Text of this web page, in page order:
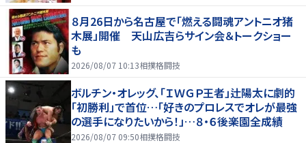
８月26日から名古屋で「燃える闘魂アントニオ猪
木展」開催 天山広吉らサイン会＆トークショー
も
2026/08/07 10:13相撲格闘技
ボルチン・オレッグ、「ＩＷＧＰ王者」辻陽太に劇的
「初勝利」で首位…「好きのプロレスでオレが最強
の選手になりたいから！」…８・６後楽園全成績
2026/08/07 09:50相撲格闘技